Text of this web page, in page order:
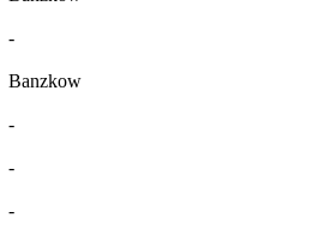
-
Banzkow
-
-
-